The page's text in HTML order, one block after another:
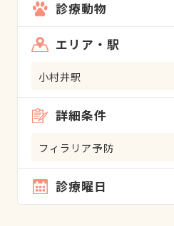
診療動物
エリア・駅
小村井駅
詳細条件
フィラリア予防
診療曜日